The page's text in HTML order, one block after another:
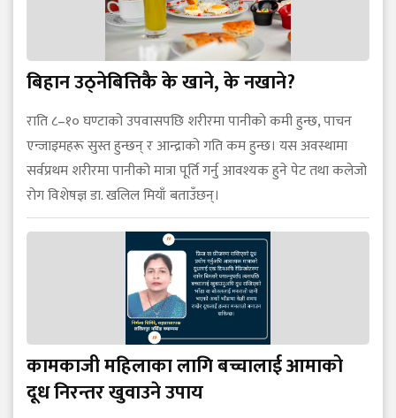
बिहान उठ्नेबित्तिकै के खाने, के नखाने?
राति ८–१० घण्टाको उपवासपछि शरीरमा पानीको कमी हुन्छ, पाचन
एन्जाइमहरू सुस्त हुन्छन् र आन्द्राको गति कम हुन्छ। यस अवस्थामा
सर्वप्रथम शरीरमा पानीको मात्रा पूर्ति गर्नु आवश्यक हुने पेट तथा कलेजो
रोग विशेषज्ञ डा. खलिल मियाँ बताउँछन्।
कामकाजी महिलाका लागि बच्चालाई आमाको
दूध निरन्तर खुवाउने उपाय